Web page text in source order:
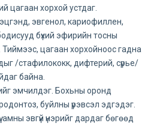
цагаан хорхой устдаг.
эвгенол, кариофиллен,
бодисууд бүхий эфирийн тосны
цагаан хорхойноос гадна
/стафилококк, дифтерий, сүрье/
байна.
эмчилдэг. Бохьны оронд
буйлны үрэвсэл эдгэдэг.
эвгүй үнэрийг дардаг бөгөөд